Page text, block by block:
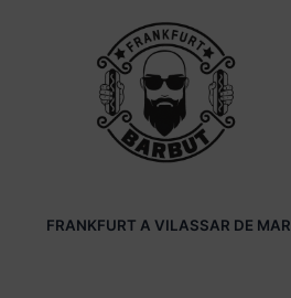
FRANKFURT A VILASSAR DE MAR